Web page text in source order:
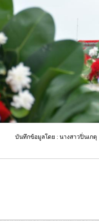
บันทึกข้อมูลโดย : นางสาวปิ่นเกตุ